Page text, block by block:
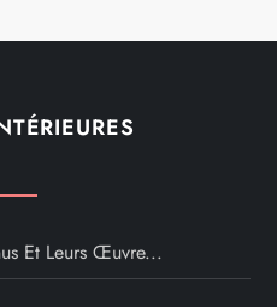
Et Leurs Œuvre...